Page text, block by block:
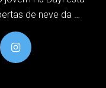
de neve da …